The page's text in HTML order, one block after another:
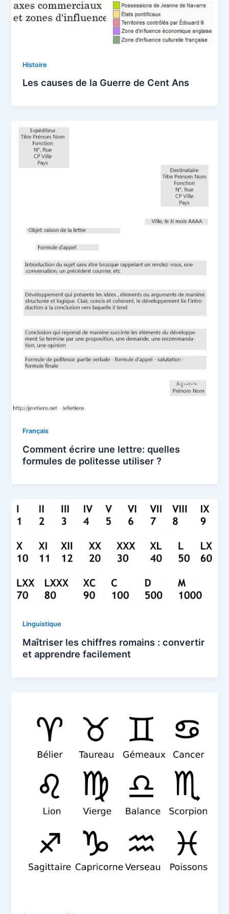
Histoire
Les causes de la Guerre de Cent Ans
Français
Comment écrire une lettre: quelles
formules de politesse utiliser ?
Linguistique
Maîtriser les chiffres romains : convertir
et apprendre facilement